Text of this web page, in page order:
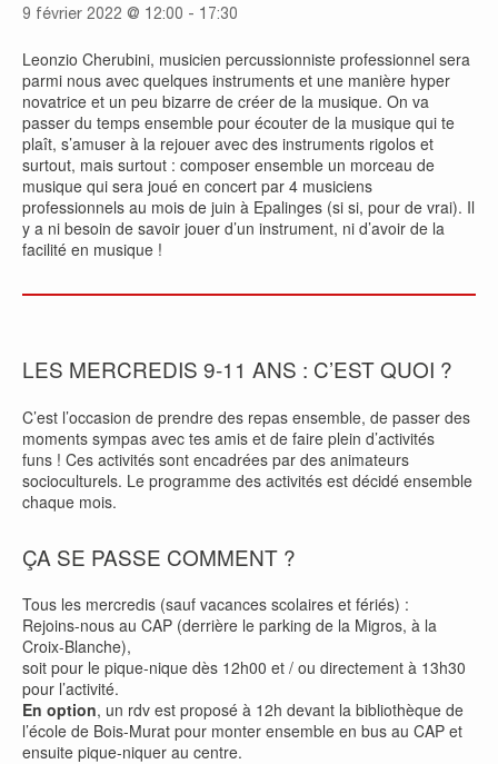
9 février 2022 @ 12:00 - 17:30
Leonzio Cherubini, musicien percussionniste professionnel sera
parmi nous avec quelques instruments et une manière hyper
novatrice et un peu bizarre de créer de la musique. On va
passer du temps ensemble pour écouter de la musique qui te
plaît, s’amuser à la rejouer avec des instruments rigolos et
surtout, mais surtout : composer ensemble un morceau de
musique qui sera joué en concert par 4 musiciens
professionnels au mois de juin à Epalinges (si si, pour de vrai). Il
y a ni besoin de savoir jouer d’un instrument, ni d’avoir de la
facilité en musique !
LES MERCREDIS 9-11 ANS : C’EST QUOI ?
C’est l’occasion de prendre des repas ensemble, de passer des
moments sympas avec tes amis et de faire plein d’activités
funs ! Ces activités sont encadrées par des animateurs
socioculturels. Le programme des activités est décidé ensemble
chaque mois.
ÇA SE PASSE COMMENT ?
Tous les mercredis (sauf vacances scolaires et fériés) :
Rejoins-nous au CAP (derrière le parking de la Migros, à la
Croix-Blanche),
soit pour le pique-nique dès 12h00 et / ou directement à 13h30
pour l’activité.
En option, un rdv est proposé à 12h devant la bibliothèque de
l’école de Bois-Murat pour monter ensemble en bus au CAP et
ensuite pique-niquer au centre.